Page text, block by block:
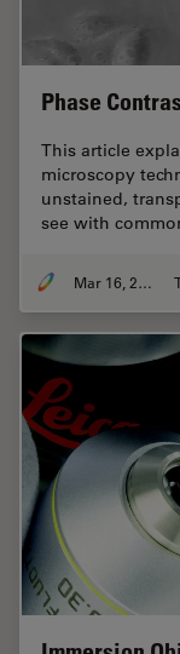
Phase
This article
microscopy
unstained,
see with
Mar 16, 2023